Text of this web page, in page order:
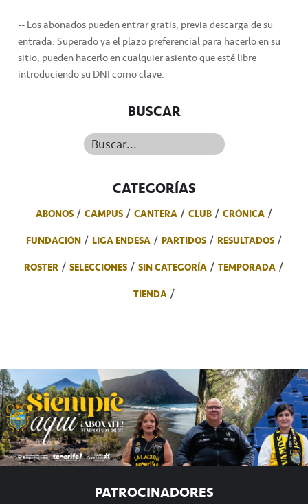
-- Los abonados pueden entrar gratis, previa descarga de su
entrada. Superado ya el plazo preferencial para hacerlo en su
sitio, pueden hacerlo en cualquier asiento que esté libre
introduciendo su DNI como clave.
BUSCAR
Buscar...
CATEGORÍAS
ABONOS CAMPUS CANTERA CLUB
CRÓNICA
FUNDACIÓN
LIGA ENDESA PARTIDOS
RESULTADOS
ROSTER
SELECCIONES SIN CATEGORÍA
TEMPORADA
TIENDA
PATROCINADORES